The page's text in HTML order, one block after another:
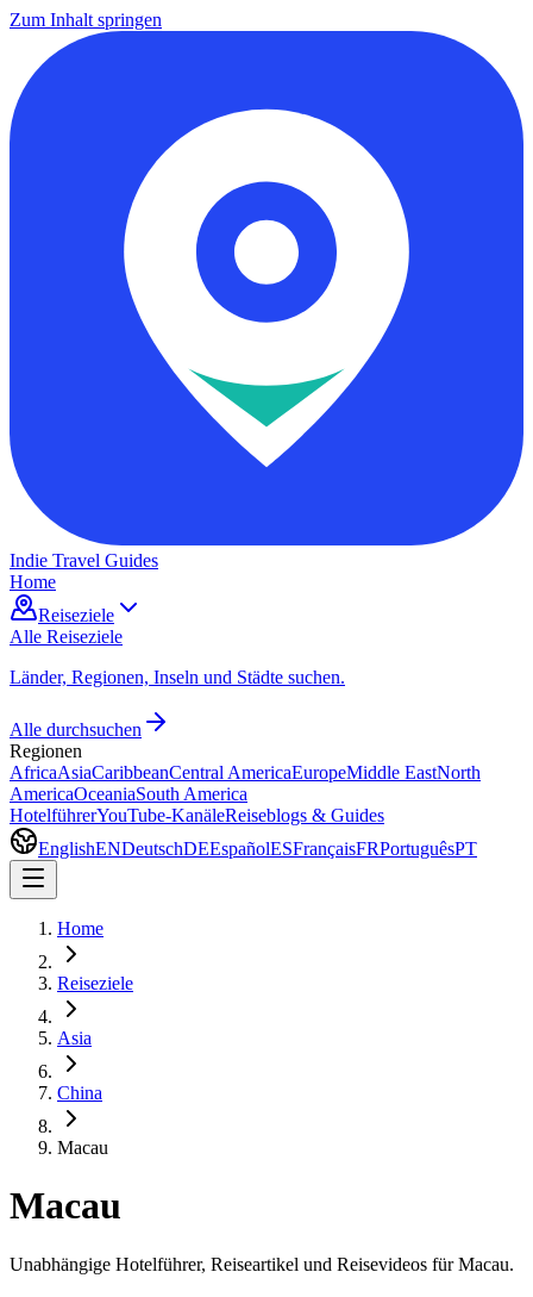
Zum Inhalt springen
Indie Travel Guides
Home
Reiseziele
Alle Reiseziele
Länder, Regionen, Inseln und Städte suchen.
Alle durchsuchen
Regionen
AfricaAsiaCaribbeanCentral AmericaEuropeMiddle EastNorth
AmericaOceaniaSouth America
HotelführerYouTube-KanäleReiseblogs & Guides
EnglishENDeutschDEEspañolESFrançaisFRPortuguêsPT
Home
Reiseziele
Asia
China
Macau
Macau
Unabhängige Hotelführer, Reiseartikel und Reisevideos für Macau.